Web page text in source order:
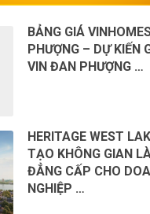
BẢNG GIÁ
PHƯỢNG – DỰ KIẾN
VIN ĐAN PHƯỢNG …
HERITAGE WEST
TẠO KHÔNG GIAN
ĐẲNG CẤP CHO
NGHIỆP …